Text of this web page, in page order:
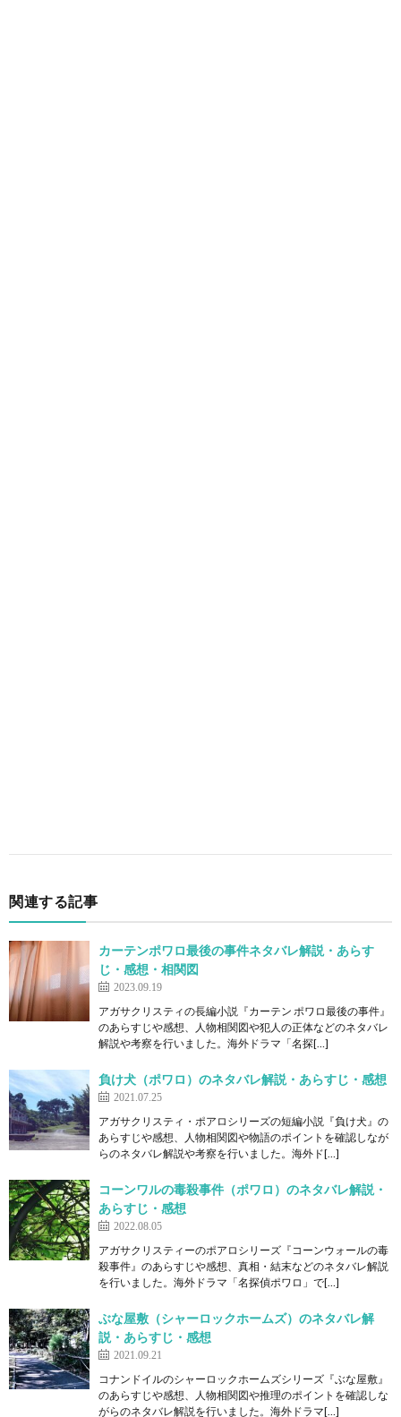
関連する記事
カーテンポワロ最後の事件ネタバレ解説・あらす
じ・感想・相関図
2023.09.19
アガサクリスティの長編小説『カーテン ポワロ最後の事件』
のあらすじや感想、人物相関図や犯人の正体などのネタバレ
解説や考察を行いました。海外ドラマ「名探[…]
負け犬（ポワロ）のネタバレ解説・あらすじ・感想
2021.07.25
アガサクリスティ・ポアロシリーズの短編小説『負け犬』の
あらすじや感想、人物相関図や物語のポイントを確認しなが
らのネタバレ解説や考察を行いました。海外ド[…]
コーンワルの毒殺事件（ポワロ）のネタバレ解説・
あらすじ・感想
2022.08.05
アガサクリスティーのポアロシリーズ『コーンウォールの毒
殺事件』のあらすじや感想、真相・結末などのネタバレ解説
を行いました。海外ドラマ「名探偵ポワロ」で[…]
ぶな屋敷（シャーロックホームズ）のネタバレ解
説・あらすじ・感想
2021.09.21
コナンドイルのシャーロックホームズシリーズ『ぶな屋敷』
のあらすじや感想、人物相関図や推理のポイントを確認しな
がらのネタバレ解説を行いました。海外ドラマ[…]